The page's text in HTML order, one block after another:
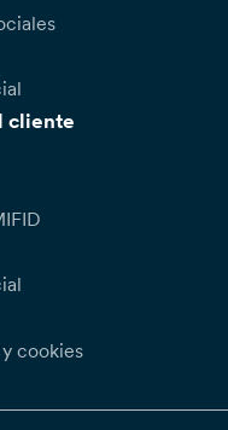
cliente
cookies